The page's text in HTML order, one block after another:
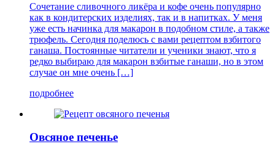
Сочетание сливочного ликёра и кофе очень популярно
как в кондитерских изделиях, так и в напитках. У меня
уже есть начинка для макарон в подобном стиле, а также
трюфель. Сегодня поделюсь с вами рецептом взбитого
ганаша. Постоянные читатели и ученики знают, что я
редко выбираю для макарон взбитые ганаши, но в этом
случае он мне очень […]
подробнее
Овсяное печенье